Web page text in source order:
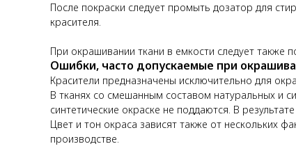
После покраски следует промыть дозатор для
красителя.
При окрашивании ткани в емкости следует также
Ошибки, часто допускаемые при
Красители предназначены исключительно для
В тканях со смешанным составом натуральных и
синтетические окраске не поддаются. В
Цвет и тон окраса зависят также от нескольких
производстве.